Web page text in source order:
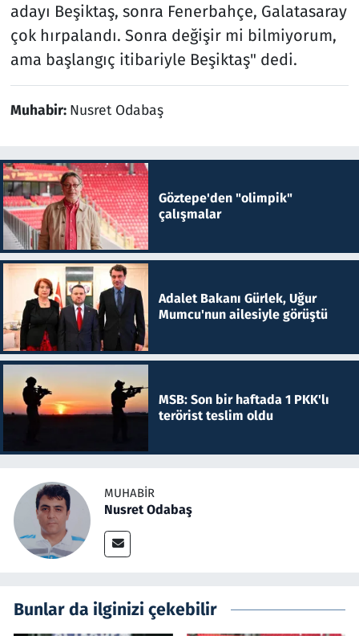
adayı Beşiktaş, sonra Fenerbahçe, Galatasaray
çok hırpalandı. Sonra değişir mi bilmiyorum,
ama başlangıç itibariyle Beşiktaş" dedi.
Muhabir: Nusret Odabaş
Göztepe'den "olimpik"
çalışmalar
Adalet Bakanı Gürlek, Uğur
Mumcu'nun ailesiyle görüştü
MSB: Son bir haftada 1 PKK'lı
terörist teslim oldu
MUHABIR
Nusret Odabaş
Bunlar da ilginizi çekebilir